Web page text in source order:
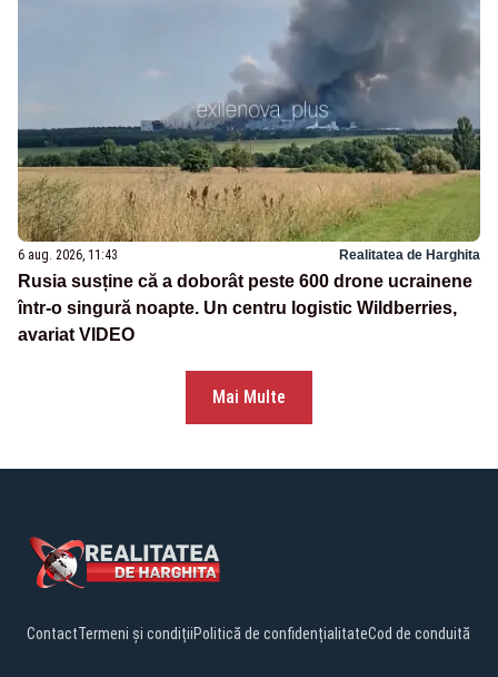
6 aug. 2026, 11:43 Realitatea de Harghita
Rusia susține că a doborât peste 600 drone ucrainene
într-o singură noapte. Un centru logistic Wildberries,
avariat VIDEO
Mai Multe
ContactTermeni și condițiiPolitică de confidențialitateCod de conduită